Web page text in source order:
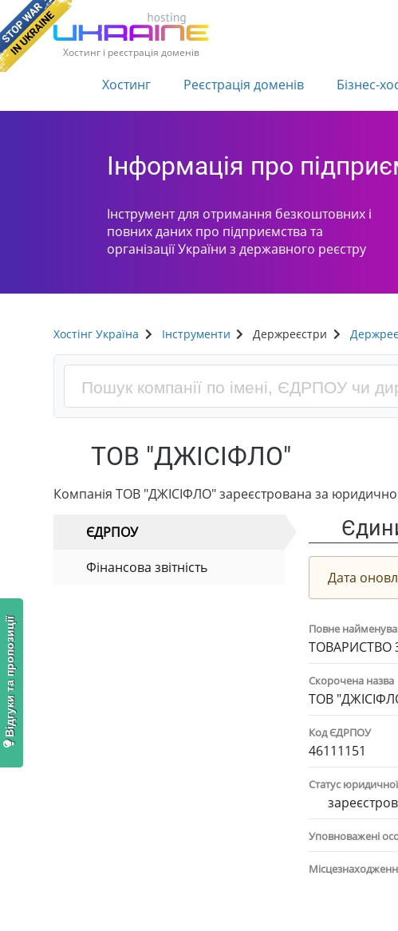
Хостинг і реєстрація доменів
Хостинг Реєстрація доменів Бізнес-
Інформація про
Інструмент для отримання безкоштовних і
повних даних про підприємства та
організації України з державного реєстру
Хостінг Україна Інструменти Держреєстри
ТОВ "ДЖІСІФЛО"
Компанія ТОВ "ДЖІСІФЛО" зареєстрована за
ЄДРПОУ
Фінансова звітність
Дата
Повне
ТОВАРИСТВО
Скорочена назва
ТОВ
Код ЄДРПОУ
46111151
Статус
Уповноважені
Відгуки та пропозиції